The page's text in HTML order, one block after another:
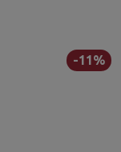
-11%